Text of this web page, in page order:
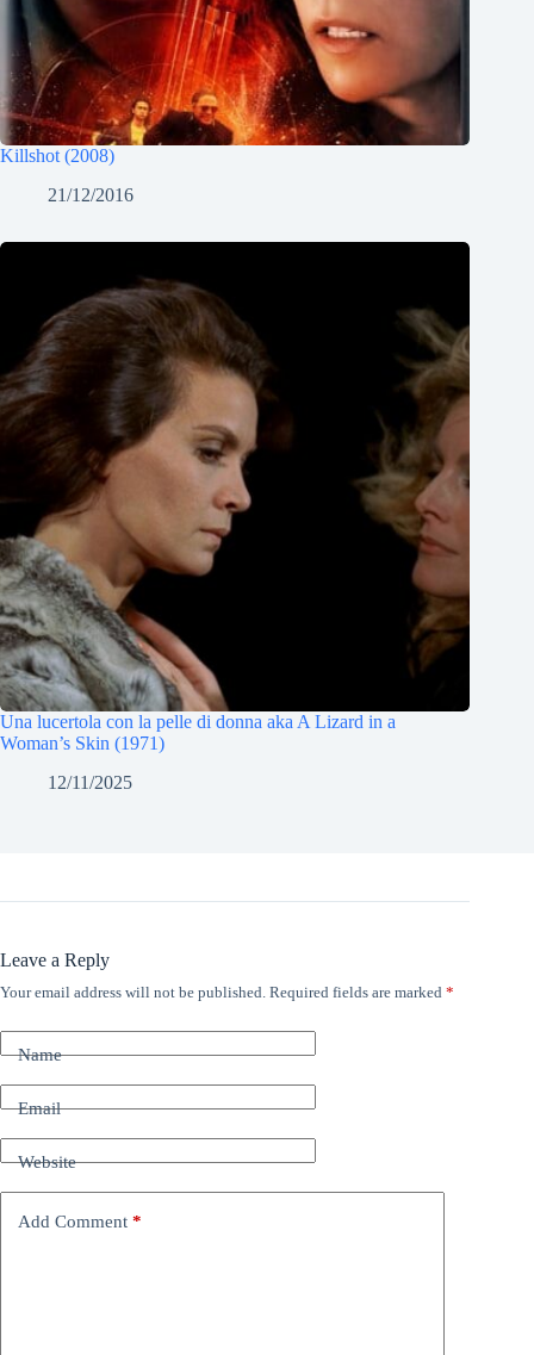
Killshot (2008)
21/12/2016
Una lucertola con la pelle di donna aka A Lizard in a
Woman’s Skin (1971)
12/11/2025
Leave a Reply
Your email address will not be published. Required fields are marked *
Name
Email
Website
Add Comment *